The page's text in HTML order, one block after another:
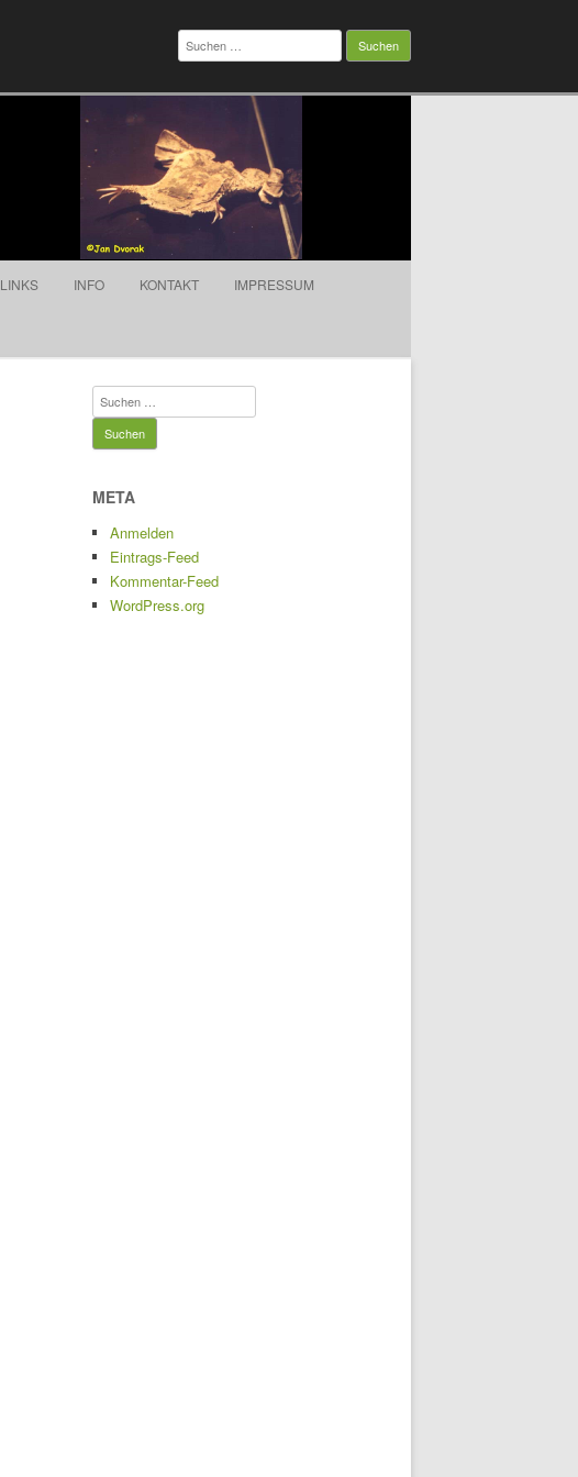
Suchen
nach:
LINKS INFO KONTAKT IMPRESSUM
Suchen
nach:
META
Anmelden
Eintrags-Feed
Kommentar-Feed
WordPress.org